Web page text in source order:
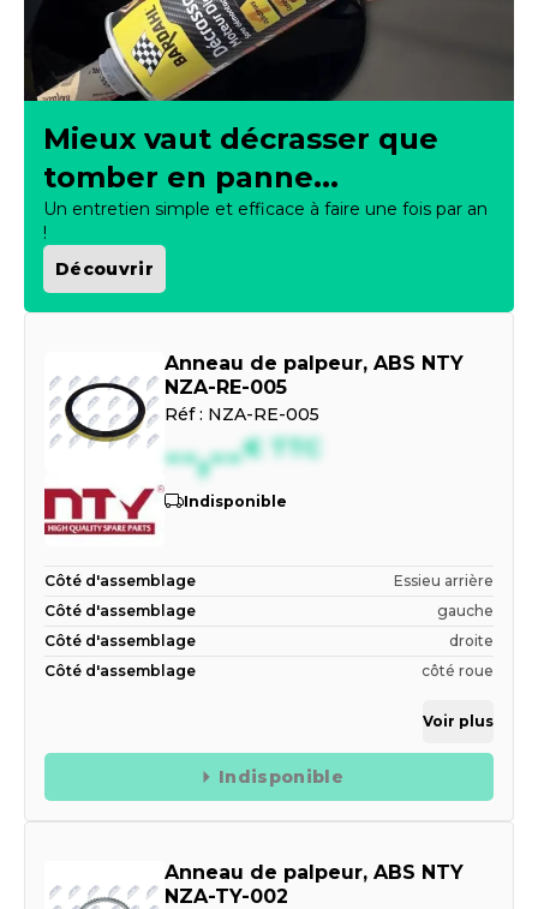
Mieux vaut décrasser que
tomber en panne...
Un entretien simple et efficace à faire une fois par an
!
Découvrir
Anneau de palpeur, ABS NTY
NZA-RE-005
Réf : NZA-RE-005
--,--€ TTC
Indisponible
Côté d'assemblage
Essieu arrière
Côté d'assemblage
gauche
Côté d'assemblage
droite
Côté d'assemblage
côté roue
Voir plus
Indisponible
Anneau de palpeur, ABS NTY
NZA-TY-002